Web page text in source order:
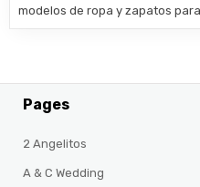
modelos de ropa y zapatos
Pages
2 Angelitos
A & C Wedding